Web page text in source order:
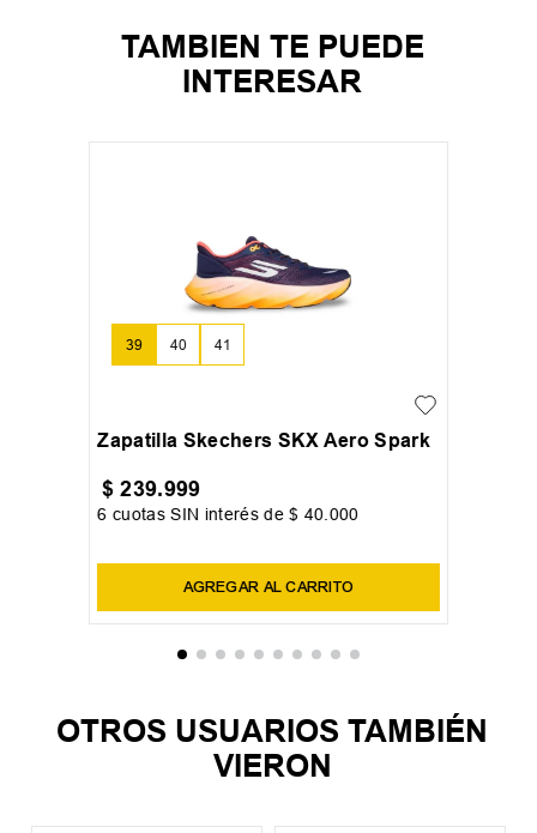
TAMBIEN TE PUEDE
INTERESAR
39 40 41
Zapatilla Skechers SKX Aero Spark
$ 239.999
6 cuotas SIN interés de$ 40.000
OTROS USUARIOS TAMBIÉN
VIERON